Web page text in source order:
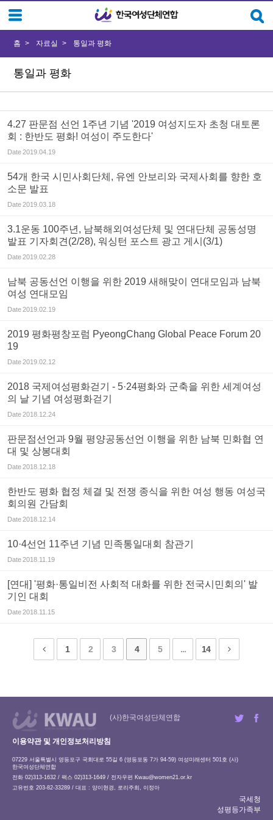
통일과 평화
홈 자료실 통일과 평화
4.27 판문점 선언 1주년 기념 '2019 여성지도자 초청 대토론
회 : 한반도 평화! 여성이 주도한다'
Date2019.04.19
54개 한국 시민사회단체, 유엔 안보리와 국제사회를 향한 호
소문 발표
Date2019.03.18
3.1운동 100주년, 남북해외여성단체 및 연대단체 공동성명
발표 기자회견(2/28), 워싱턴 포스트 광고 게시(3/1)
Date2019.02.28
남북 공동선언 이행을 위한 2019 새해맞이 연대모임과 남북
여성 연대모임
Date2019.02.19
2019 평화평창포럼 PyeongChang Global Peace Forum 20
19
Date2019.02.12
2018 국제여성평화걷기 - 5·24평화와 군축을 위한 세계여성
의 날 기념 여성평화걷기
Date2018.12.24
판문점선언과 9월 평양공동선언 이행을 위한 남북 민화협 연
대 및 상봉대회
Date2018.12.18
한반도 평화 협정 체결 및 전쟁 종식을 위한 여성 행동 여성국
회의원 간담회
Date2018.12.14
10·4선언 11주년 기념 민족통일대회 참관기
Date2018.11.19
[연대] '평화·통일비전 사회적 대화를 위한 전국시민회의' 발
기인 대회
Date2018.11.15
1 2 3 4 5 ... 14
(사)한국여성단체연합
이용약관 및 개인정보처리방침
07229 서울특별시 영등포구 국회대로 55길 6 (영등포동 7가 94-59) 여성미래센터 501호 (사)
한국여성단체연합
전화 02)313-1632 / 팩스 02)313-1649 / 전자우편 Kwau@women21.or.kr
고유번호 203-82-33289 / 대표 : 양이현경, 로리주희, 이정아
국세청
성평등가족부